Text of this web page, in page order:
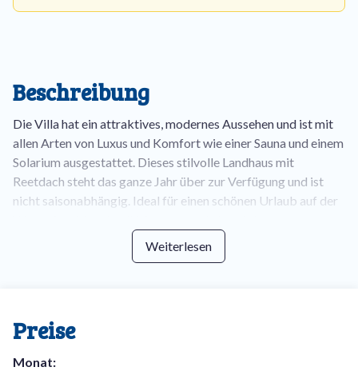
Beschreibung
Die Villa hat ein attraktives, modernes Aussehen und ist mit
allen Arten von Luxus und Komfort wie einer Sauna und einem
Solarium ausgestattet. Dieses stilvolle Landhaus mit
Reetdach steht das ganze Jahr über zur Verfügung und ist
nicht saisonabhängig. Ideal für einen schönen Urlaub auf der
regelmäßig Fasane, Kaninchen und manchmal sogar Rehe im
fühlen werden. Das Wohnzimmer hat eine schöne Sitzecke,
Weiterlesen
Preise
Monat: